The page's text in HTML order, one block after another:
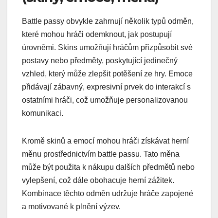
Battle passy obvykle zahrnují několik typů odměn,
které mohou hráči odemknout, jak postupují
úrovněmi. Skins umožňují hráčům přizpůsobit své
postavy nebo předměty, poskytující jedinečný
vzhled, který může zlepšit potěšení ze hry. Emoce
přidávají zábavný, expresivní prvek do interakcí s
ostatními hráči, což umožňuje personalizovanou
komunikaci.
Kromě skinů a emocí mohou hráči získávat herní
měnu prostřednictvím battle passu. Tato měna
může být použita k nákupu dalších předmětů nebo
vylepšení, což dále obohacuje herní zážitek.
Kombinace těchto odměn udržuje hráče zapojené
a motivované k plnění výzev.